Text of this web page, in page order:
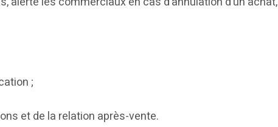
;
et de la relation après-vente.